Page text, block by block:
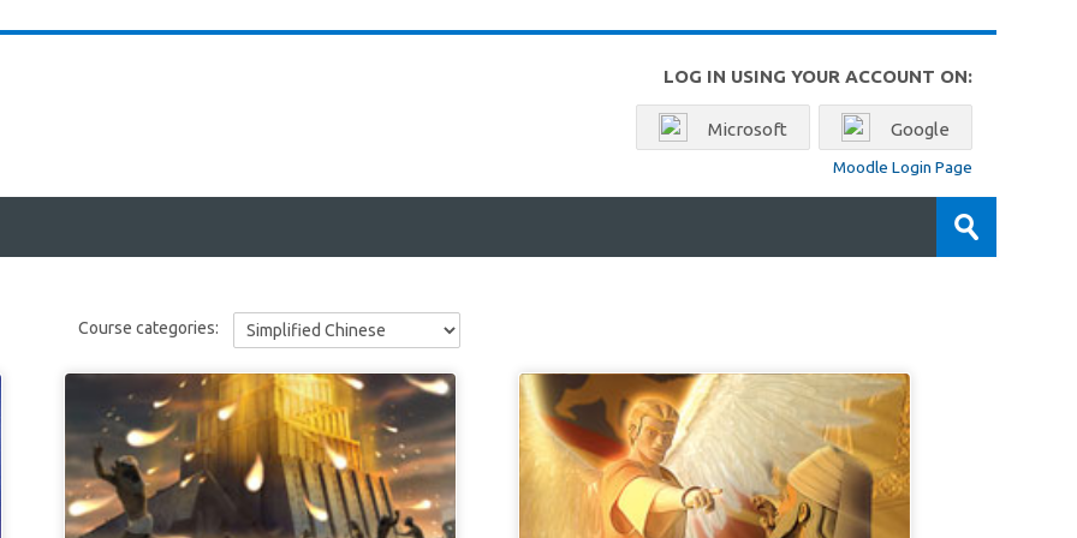
LOG IN USING YOUR ACCOUNT ON:
Microsoft Google
Moodle Login Page
Submit
Course categories: